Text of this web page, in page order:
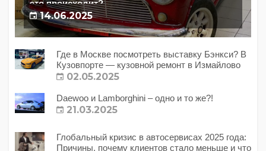
это происходит?
14.06.2025
Где в Москве посмотреть выставку Бэнкси? В
Кузовпорте — кузовной ремонт в Измайлово
02.05.2025
Daewoo и Lamborghini – одно и то же?!
21.03.2025
Глобальный кризис в автосервисах 2025 года:
Причины, почему клиентов стало меньше и что